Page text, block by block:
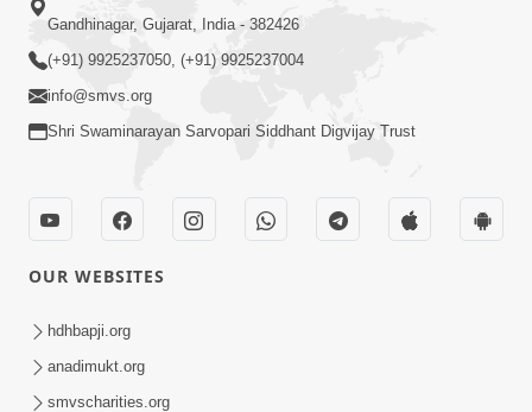
હું કોણ છું ? ભાગ 1 | SMVS Spiritual
Journey | Anadimukta Gyan
હર્ષ-શોક, સુખ-દુખનું કારણ દેહભાવ | SMVS
Spiritual Journey | Anadimukta Gyan
Gandhinagar, Gujarat, India - 382426
(+91) 9925237050, (+91) 9925237004
info@smvs.org
Shri Swaminarayan Sarvopari Siddhant Digvijay Trust
OUR WEBSITES
hdhbapji.org
anadimukt.org
smvscharities.org